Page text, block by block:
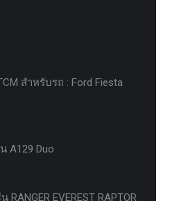
สำหรับรถ : Ford Fiesta
A129 Duo
RANGER EVEREST RAPTOR